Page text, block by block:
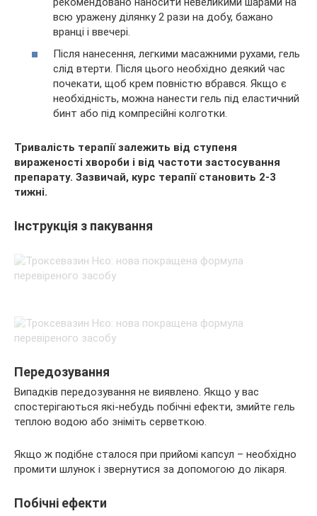
всю уражену ділянку 2 рази на добу, бажано
вранці і ввечері.
Після нанесення, легкими масажними рухами, гель
слід втерти. Після цього необхідно деякий час
почекати, щоб крем повністю вбрався. Якщо є
необхідність, можна нанести гель під еластичний
бинт або під компресійні колготки.
Тривалість терапії залежить від ступеня
вираженості хвороби і від частоти застосування
препарату. Зазвичай, курс терапії становить 2-3
тижні.
Інструкція з пакування
Передозування
Випадків передозування не виявлено. Якщо у вас
спостерігаються які-небудь побічні ефекти, змийте гель
теплою водою або зніміть серветкою.
Якщо ж подібне сталося при прийомі капсул – необхідно
промити шлунок і звернутися за допомогою до лікаря.
Побічні ефекти